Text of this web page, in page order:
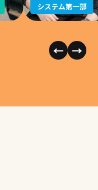
システム第一部
← →